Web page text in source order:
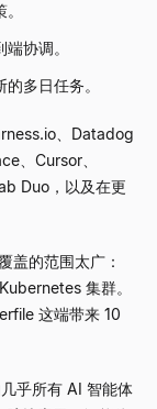
协调。
多日任务。
、Datadog
、Cursor、
Duo，以及在更
盖的范围太广：
集群。
这端带来 10
乎所有 AI 智能体